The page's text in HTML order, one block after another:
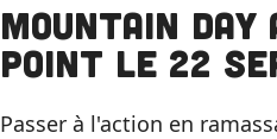
Mountain day
Point le 22
Passer à l'action en